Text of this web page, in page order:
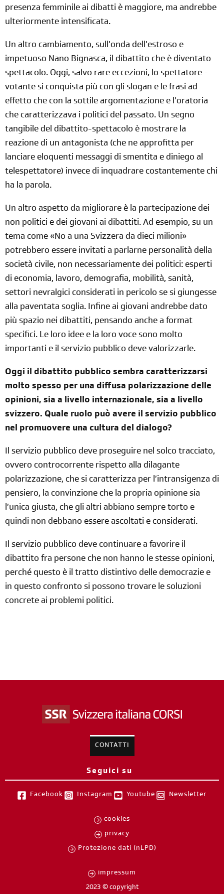
presenza femminile ai dibatti è maggiore, ma andrebbe
ulteriormente intensificata.
Un altro cambiamento, sull’onda dell’estroso e
impetuoso Nano Bignasca, il dibattito che è diventato
spettacolo. Oggi, salvo rare eccezioni, lo spettatore -
votante si conquista più con gli slogan e le frasi ad
effetto che con la sottile argomentazione e l’oratoria
che caratterizzava i politici del passato. Un segno
tangibile del dibattito-spettacolo è mostrare la
reazione di un antagonista (che ne approfitta per
lanciare eloquenti messaggi di smentita e diniego al
telespettatore) invece di inquadrare costantemente chi
ha la parola.
Un altro aspetto da migliorare è la partecipazione dei
non politici e dei giovani ai dibattiti. Ad esempio, su un
tema come «No a una Svizzera da dieci milioni»
potrebbero essere invitati a parlarne personalità della
società civile, non necessariamente dei politici: esperti
di economia, lavoro, demografia, mobilità, sanità,
settori nevralgici considerati in pericolo se si giungesse
alla paventata soglia. Infine ai giovani andrebbe dato
più spazio nei dibattiti, pensando anche a format
specifici. Le loro idee e la loro voce sono molto
importanti e il servizio pubblico deve valorizzarle.
Oggi il dibattito pubblico sembra caratterizzarsi
molto spesso per una diffusa polarizzazione delle
opinioni, sia a livello internazionale, sia a livello
svizzero. Quale ruolo può avere il servizio pubblico
nel promuovere una cultura del dialogo?
Il servizio pubblico deve proseguire nel solco tracciato,
ovvero controcorrente rispetto alla dilagante
polarizzazione, che si caratterizza per l’intransigenza di
pensiero, la convinzione che la propria opinione sia
l’unica giusta, che gli altri abbiano sempre torto e
quindi non debbano essere ascoltati e considerati.
Il servizio pubblico deve continuare a favorire il
dibattito fra persone che non hanno le stesse opinioni,
perché questo è il tratto distintivo delle democrazie e
in questo confronto si possono trovare le soluzioni
concrete ai problemi politici.
CONTATTI
Seguici su
Facebook Instagram Youtube Newsletter
cookies
privacy
Protezione dati (nLPD)
impressum
2023 © copyright